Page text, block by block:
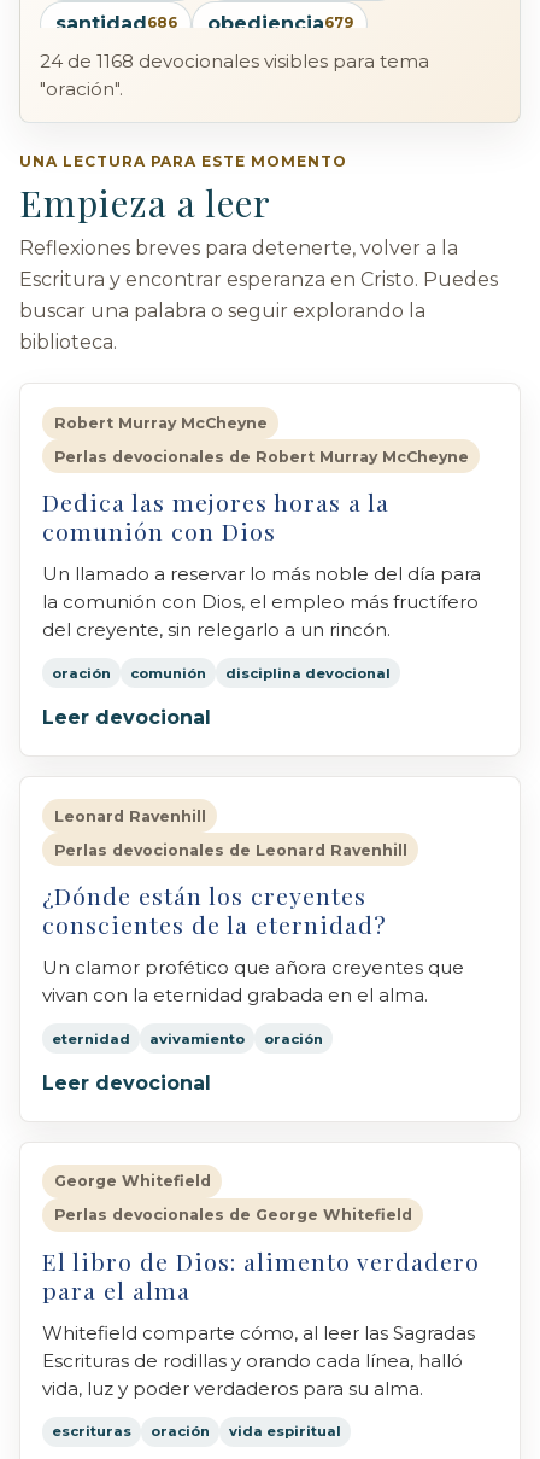
santidad686 obediencia679
humildad660 salvación655
confianza585 providencia568
arrepentimiento522
24 de 1168 devocionales visibles para tema
"oración".
UNA LECTURA PARA ESTE MOMENTO
Empieza a leer
Reflexiones breves para detenerte, volver a la
Escritura y encontrar esperanza en Cristo. Puedes
buscar una palabra o seguir explorando la
biblioteca.
Robert Murray McCheyne
Perlas devocionales de Robert Murray McCheyne
Dedica las mejores horas a la
comunión con Dios
Un llamado a reservar lo más noble del día para
la comunión con Dios, el empleo más fructífero
del creyente, sin relegarlo a un rincón.
oración comunión disciplina devocional
Leer devocional
Leonard Ravenhill
Perlas devocionales de Leonard Ravenhill
¿Dónde están los creyentes
conscientes de la eternidad?
Un clamor profético que añora creyentes que
vivan con la eternidad grabada en el alma.
eternidad avivamiento oración
Leer devocional
George Whitefield
Perlas devocionales de George Whitefield
El libro de Dios: alimento verdadero
para el alma
Whitefield comparte cómo, al leer las Sagradas
Escrituras de rodillas y orando cada línea, halló
vida, luz y poder verdaderos para su alma.
escrituras oración vida espiritual